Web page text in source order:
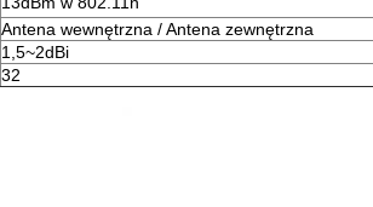
Antena wewnętrzna / Antena zewnętrzna
1,5~2dBi
32